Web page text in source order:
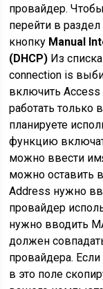
провайдер.
перейти в раздел
кнопку Manual
(DHCP) Из
connection is
включить Access
работать только
планируете
функцию
можно ввести
можно оставить
Address нужно
провайдер
нужно вводить
должен
провайдера.
в это поле